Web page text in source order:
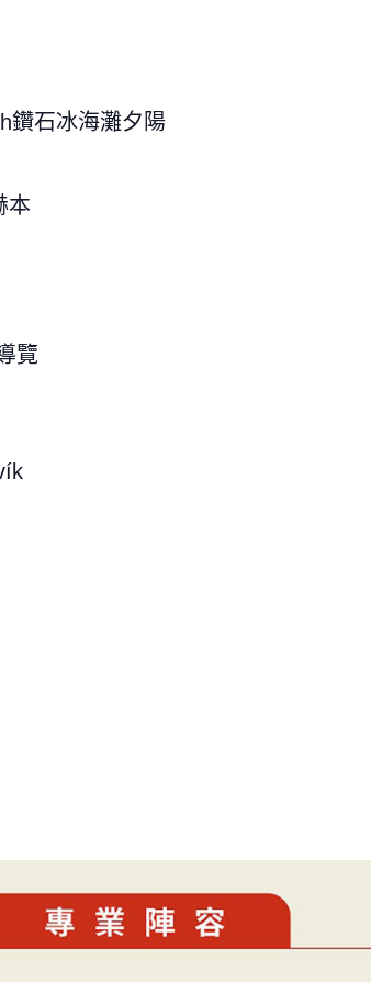
鑽石冰海灘夕陽
本
覽